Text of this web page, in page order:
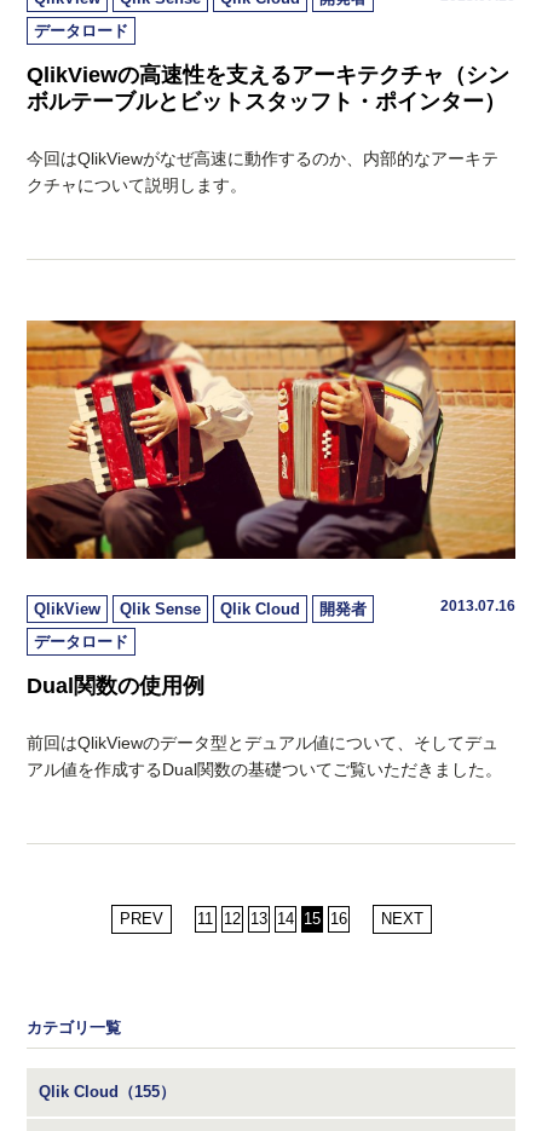
データロード
QlikViewの高速性を支えるアーキテクチャ（シン
ボルテーブルとビットスタッフト・ポインター）
今回はQlikViewがなぜ高速に動作するのか、内部的なアーキテ
クチャについて説明します。
QlikView Qlik Sense Qlik Cloud
開発者
データロード
2013.07.16
Dual関数の使用例
前回はQlikViewのデータ型とデュアル値について、そしてデュ
アル値を作成するDual関数の基礎ついてご覧いただきました。
PREV 11 12 13 14 15 16 NEXT
カテゴリ一覧
Qlik Cloud（155）